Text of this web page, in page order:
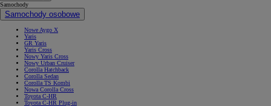
Samochody
Samochody osobowe
Nowe Aygo X
Yaris
GR Yaris
Yaris Cross
Nowy Yaris Cross
Nowy Urban Cruiser
Corolla Hatchback
Corolla Sedan
Corolla TS Kombi
Nowa Corolla Cross
Toyota C-HR
Toyota C-HR Plug-in